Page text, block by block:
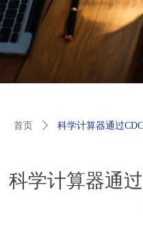
科学计算器通
首页 ꄲ 科学计算器通过